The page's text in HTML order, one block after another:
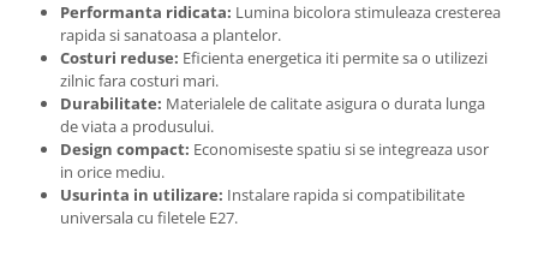
Performanta ridicata: Lumina bicolora stimuleaza cresterea
rapida si sanatoasa a plantelor.
Costuri reduse: Eficienta energetica iti permite sa o utilizezi
zilnic fara costuri mari.
Durabilitate: Materialele de calitate asigura o durata lunga
de viata a produsului.
Design compact: Economiseste spatiu si se integreaza usor
in orice mediu.
Usurinta in utilizare: Instalare rapida si compatibilitate
universala cu filetele E27.